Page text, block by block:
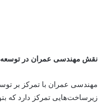
نقش مهندسی عمران در توسعه
مهندسی عمران با تمرکز بر
زیرساخت‌هایی تمرکز دارد که